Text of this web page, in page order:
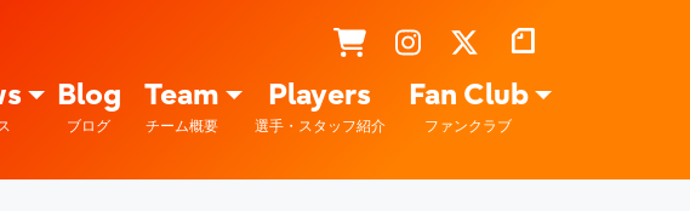
Blog
ブログ
Team
チーム概要
Players
選手・スタッフ紹介
Fan Club
ファンクラブ